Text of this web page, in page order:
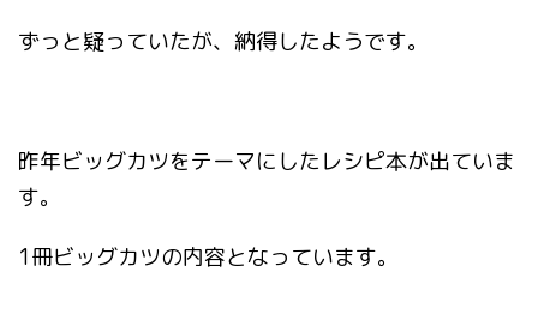
ずっと疑っていたが、納得したようです。
昨年ビッグカツをテーマにしたレシピ本が出ていま
す。
1冊ビッグカツの内容となっています。